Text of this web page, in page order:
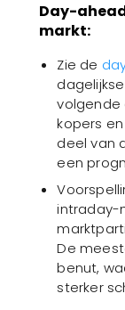
Day-
markt:
Zie de
volgende
kopers
deel van
een
intraday-
De
benut,
sterker